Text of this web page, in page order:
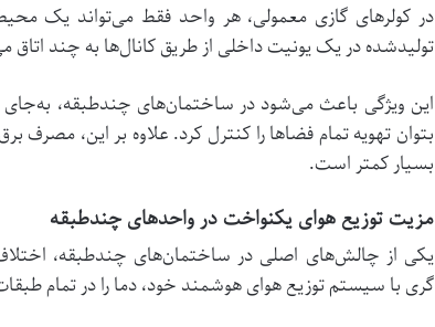
در کولرهای گازی معمولی، هر واحد فقط می‌تواند یک
تولیدشده در یک یونیت داخلی از طریق کانال‌ها به چند اتاق
این ویژگی باعث می‌شود در ساختمان‌های چندطبقه،
بتوان تهویه تمام فضاها را کنترل کرد. علاوه بر این،
بسیار کمتر است.
مزیت توزیع هوای یکنواخت در واحدهای چندطبقه
یکی از چالش‌های اصلی در ساختمان‌های چندطبقه،
گری با سیستم توزیع هوای هوشمند خود، دما را در تمام